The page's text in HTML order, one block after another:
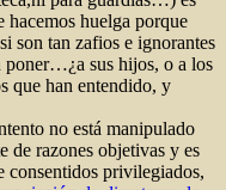
hacemos huelga porque
son tan zafios e ignorantes
poner…¿a sus hijos, o a los
que han entendido, y
no está manipulado
de razones objetivas y es
consentidos privilegiados,